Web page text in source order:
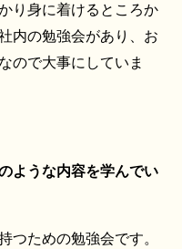
り身に着けるところか
内の勉強会があり、お
ので大事にしていま
ような内容を学んでい
つための勉強会です。